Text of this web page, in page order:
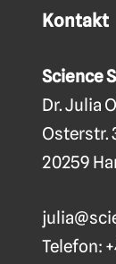
Kontakt
Science
Dr. Julia
Osterstr.
20259
Telefon: